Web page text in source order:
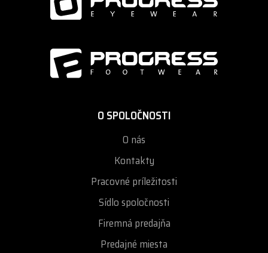
O SPOLOČNOSTI
O nás
Kontakty
Pracovné príležitosti
Sídlo spoločnosti
Firemná predajňa
Predajné miesta